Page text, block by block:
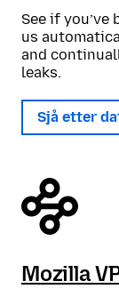
See if
us
and
leaks.
Sjå etter
Mozilla